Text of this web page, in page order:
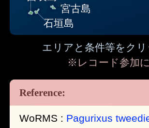
宮古島
石垣島
エリアと条件等をク
※レコード参加
WoRMS : Pagurixus